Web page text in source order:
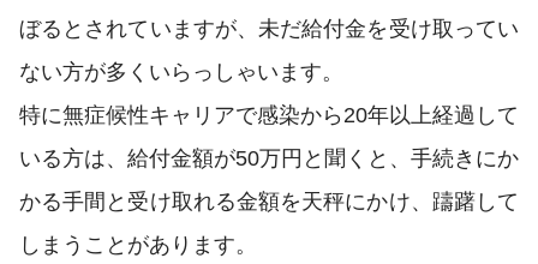
ぼるとされていますが、未だ給付金を受け取ってい
ない方が多くいらっしゃいます。
特に無症候性キャリアで感染から20年以上経過して
いる方は、給付金額が50万円と聞くと、手続きにか
かる手間と受け取れる金額を天秤にかけ、躊躇して
しまうことがあります。